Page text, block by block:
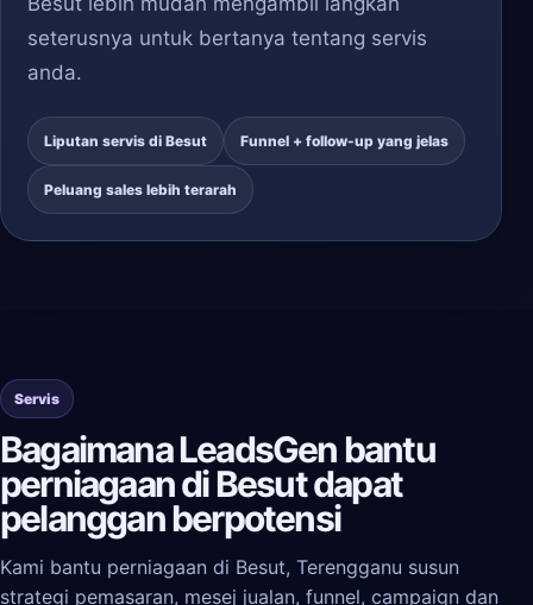
seterusnya untuk bertanya tentang servis
anda.
Liputan servis di Besut Funnel + follow-up yang jelas
Peluang sales lebih terarah
Servis
Bagaimana LeadsGen bantu
perniagaan di Besut dapat
pelanggan berpotensi
Kami bantu perniagaan di Besut, Terengganu susun
strategi pemasaran, mesej jualan, funnel, campaign dan